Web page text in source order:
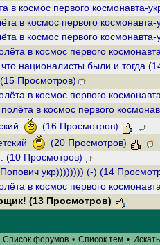
в космос первого космонавта-
в космос первого
в космос первого
в космос первого
что националисты были и тогда
Просмотров)
в космос первого
в космос первого
(16 Просмотров)
(20 Просмотров)
(10 Просмотров)
укр)))))))) (-) (14
в космос первого
(13 Просмотров)
Список форумов • Список тем • Искать